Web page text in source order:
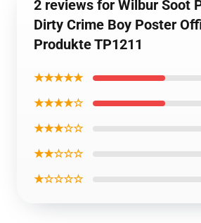
2 reviews for Wilbur Soot
Dirty Crime Boy Poster
Produkte TP1211
★★★★★
★★★★☆
★★★☆☆
★★☆☆☆
★☆☆☆☆